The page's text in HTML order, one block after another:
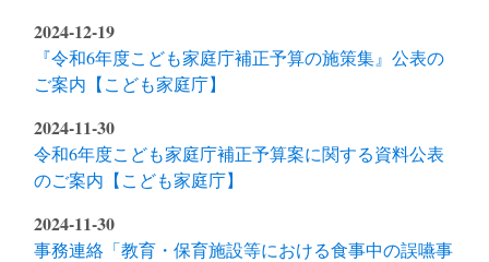
2024-12-19
『令和6年度こども家庭庁補正予算の施策集』公表の
ご案内【こども家庭庁】
2024-11-30
令和6年度こども家庭庁補正予算案に関する資料公表
のご案内【こども家庭庁】
2024-11-30
事務連絡「教育・保育施設等における食事中の誤嚥事